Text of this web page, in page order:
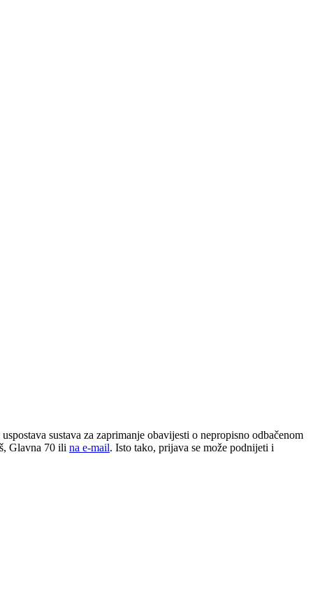
sustava za zaprimanje obavijesti o nepropisno odbačenom
Glavna 70 ili na e-mail. Isto tako, prijava se može podnijeti i